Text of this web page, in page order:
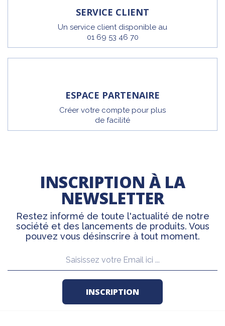
SERVICE CLIENT
Un service client disponible au
01 69 53 46 70
ESPACE PARTENAIRE
Créer votre compte pour plus
de facilité
INSCRIPTION À LA
NEWSLETTER
Restez informé de toute l'actualité de notre
société et des lancements de produits. Vous
pouvez vous désinscrire à tout moment.